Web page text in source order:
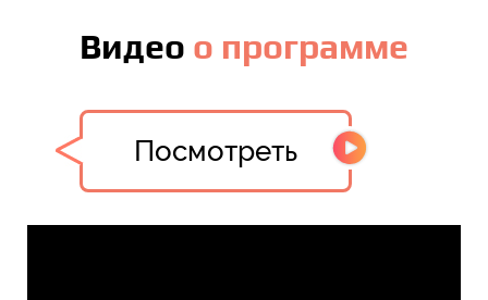
Видео о программе
Посмотреть